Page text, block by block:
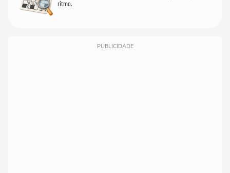
ritmo.
PUBLICIDADE